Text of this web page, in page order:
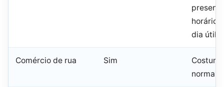
horário
dia útil
Comércio de rua Sim